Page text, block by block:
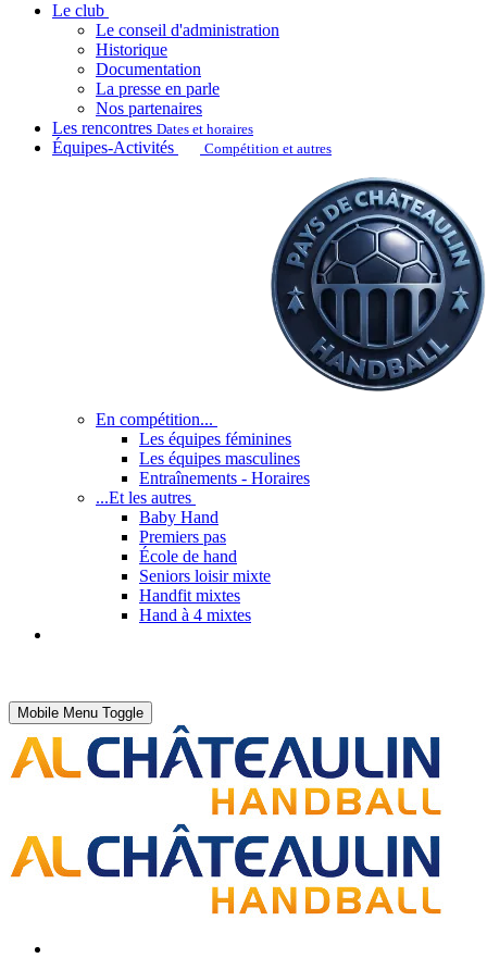
Le club
Le conseil d'administration
Historique
Documentation
La presse en parle
Nos partenaires
Les rencontres Dates et horaires
Équipes-Activités Compétition et autres
En compétition...
Les équipes féminines
Les équipes masculines
Entraînements - Horaires
...Et les autres
Baby Hand
Premiers pas
École de hand
Seniors loisir mixte
Handfit mixtes
Hand à 4 mixtes
Mobile Menu Toggle